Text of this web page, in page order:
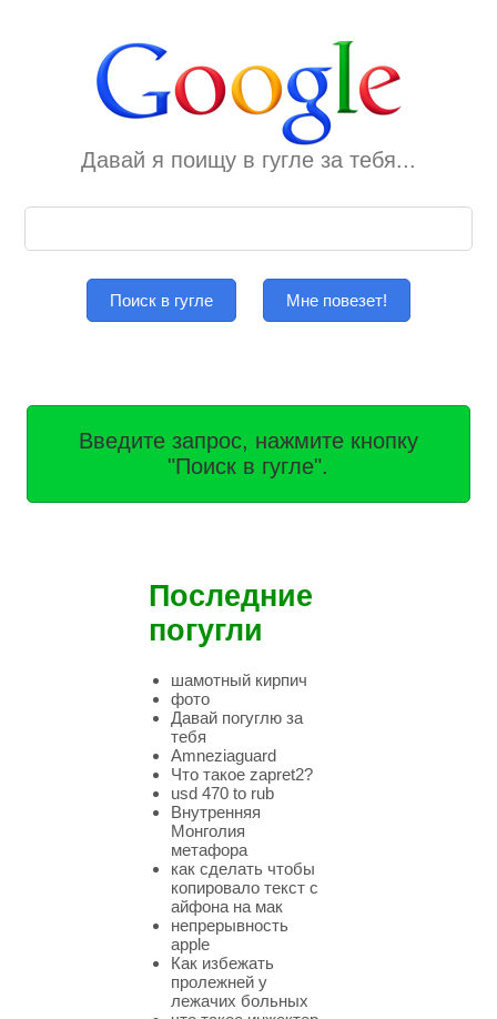
Давай я поищу в гугле за тебя...
Поиск в гугле Мне повезет!
Введите запрос, нажмите кнопку
"Поиск в гугле".
Последние
погугли
шамотный кирпич
фото
Давай погуглю за
тебя
Amneziaguard
Что такое zapret2?
usd 470 to rub
Внутренняя
Монголия
метафора
как сделать чтобы
копировало текст с
айфона на мак
непрерывность
apple
Как избежать
пролежней у
лежачих больных